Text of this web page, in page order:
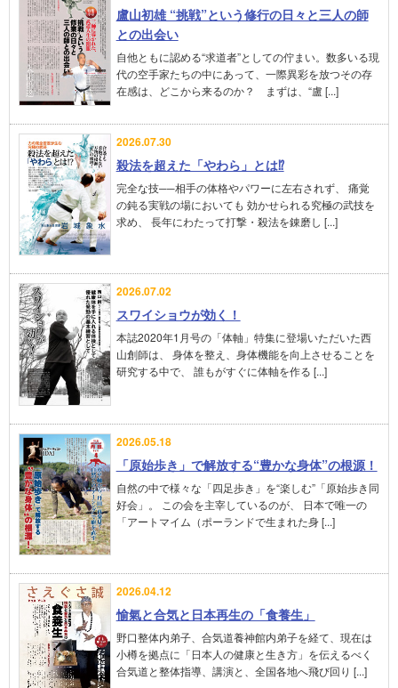
盧山初雄 “挑戦”という修行の日々と三人の師
との出会い
自他ともに認める“求道者”としての佇まい。数多いる現
代の空手家たちの中にあって、一際異彩を放つその存
在感は、どこから来るのか？ まずは、“盧 [...]
2026.07.30
殺法を超えた「やわら」とは⁉︎
完全な技──相手の体格やパワーに左右されず、 痛覚
の鈍る実戦の場においても 効かせられる究極の武技を
求め、 長年にわたって打撃・殺法を錬磨し [...]
2026.07.02
スワイショウが効く！
本誌2020年1月号の「体軸」特集に登場いただいた西
山創師は、 身体を整え、身体機能を向上させることを
研究する中で、 誰もがすぐに体軸を作る [...]
2026.05.18
「原始歩き」で解放する“豊かな身体”の根源！
自然の中で様々な「四足歩き」を“楽しむ”「原始歩き同
好会」。 この会を主宰しているのが、 日本で唯一の
「アートマイム（ポーランドで生まれた身 [...]
2026.04.12
愉氣と合気と日本再生の「食養生」
野口整体内弟子、合気道養神館内弟子を経て、現在は
小樽を拠点に「日本人の健康と生き方」を伝えるべく
合気道と整体指導、講演と、全国各地へ飛び回り [...]